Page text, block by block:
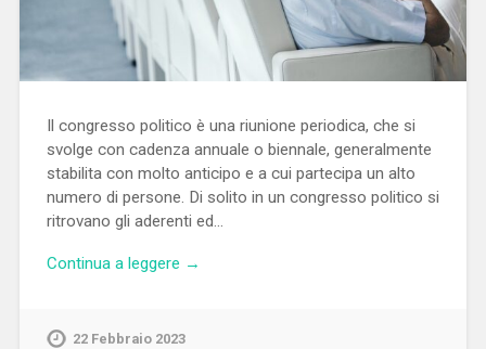
Il congresso politico è una riunione periodica, che si
svolge con cadenza annuale o biennale, generalmente
stabilita con molto anticipo e a cui partecipa un alto
numero di persone. Di solito in un congresso politico si
ritrovano gli aderenti ed…
Continua a leggere →
22 Febbraio 2023